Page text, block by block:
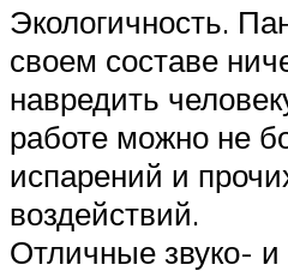
Экологичность.
своем составе
навредить
работе можно не
испарений и
воздействий.
Отличные звуко- и